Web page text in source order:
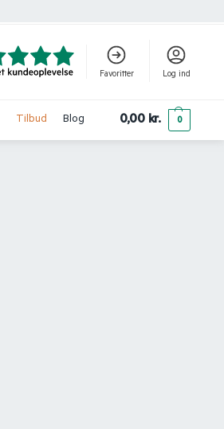
Favoritter Log ind
Tilbud Blog 0,00 kr. 0